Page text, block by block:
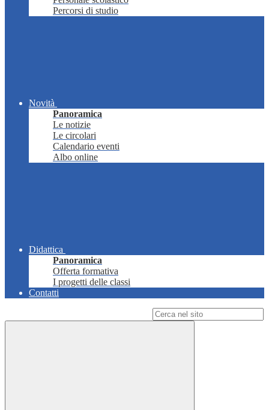
Percorsi di studio
Novità
Panoramica
Le notizie
Le circolari
Calendario eventi
Albo online
Didattica
Panoramica
Offerta formativa
I progetti delle classi
Contatti